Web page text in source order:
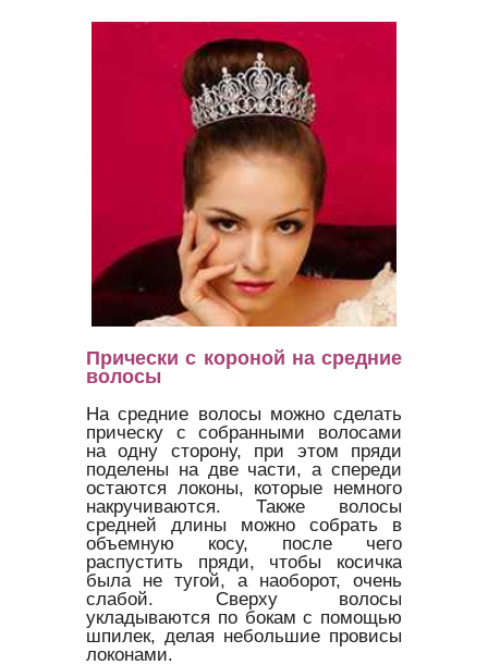
Прически с короной на средние
волосы
На средние волосы можно сделать
прическу с собранными волосами
на одну сторону, при этом пряди
поделены на две части, а спереди
остаются локоны, которые немного
накручиваются. Также волосы
средней длины можно собрать в
объемную косу, после чего
распустить пряди, чтобы косичка
была не тугой, а наоборот, очень
слабой. Сверху волосы
укладываются по бокам с помощью
шпилек, делая небольшие провисы
локонами.